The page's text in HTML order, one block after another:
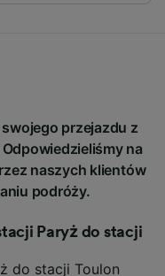
przejazdu z
na
naszych klientów
podróży.
Paryż do stacji
do stacji Toulon